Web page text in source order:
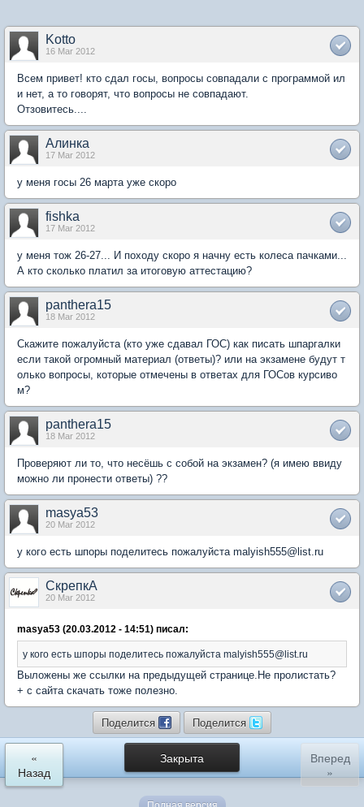
Kotto
16 Mar 2012
Всем привет! кто сдал госы, вопросы совпадали с программой ил
и нет, а то говорят, что вопросы не совпадают.
Отзовитесь....
Алинка
17 Mar 2012
у меня госы 26 марта уже скоро
fishka
17 Mar 2012
у меня тож 26-27... И походу скоро я начну есть колеса пачками...
А кто сколько платил за итоговую аттестацию?
panthera15
18 Mar 2012
Скажите пожалуйста (кто уже сдавал ГОС) как писать шпаргалки
если такой огромный материал (ответы)? или на экзамене будут т
олько вопросы, которые отмечены в ответах для ГОСов курсиво
м?
panthera15
18 Mar 2012
Проверяют ли то, что несёшь с собой на экзамен? (я имею ввиду
можно ли пронести ответы) ??
masya53
20 Mar 2012
у кого есть шпоры поделитесь пожалуйста malyish555@list.ru
СкрепкА
20 Mar 2012
masya53 (20.03.2012 - 14:51) писал:
у кого есть шпоры поделитесь пожалуйста malyish555@list.ru
Выложены же ссылки на предыдущей странице.Не пролистать?
+ с сайта скачать тоже полезно.
Поделится Поделится
Закрыта
«
Назад
Вперед
»